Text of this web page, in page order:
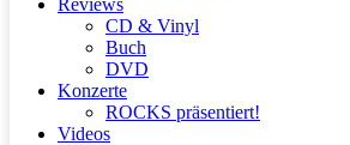
CD & Vinyl
Buch
DVD
Konzerte
ROCKS präsentiert!
Videos